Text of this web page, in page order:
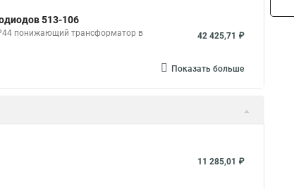
513-106
понижающий трансформатор в
42 425,71 ₽
Показать больше
11 285,01 ₽